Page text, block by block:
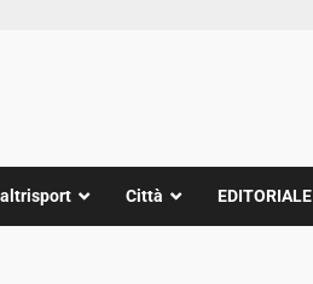
altrisport Città EDITORIALE